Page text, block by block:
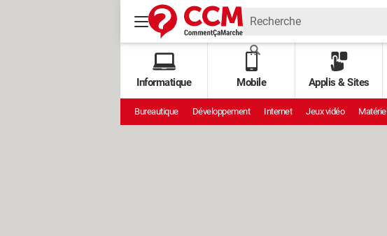
Informatique Mobile Applis & Sites
Bureautique Développement Internet Jeux vidéo Matériel